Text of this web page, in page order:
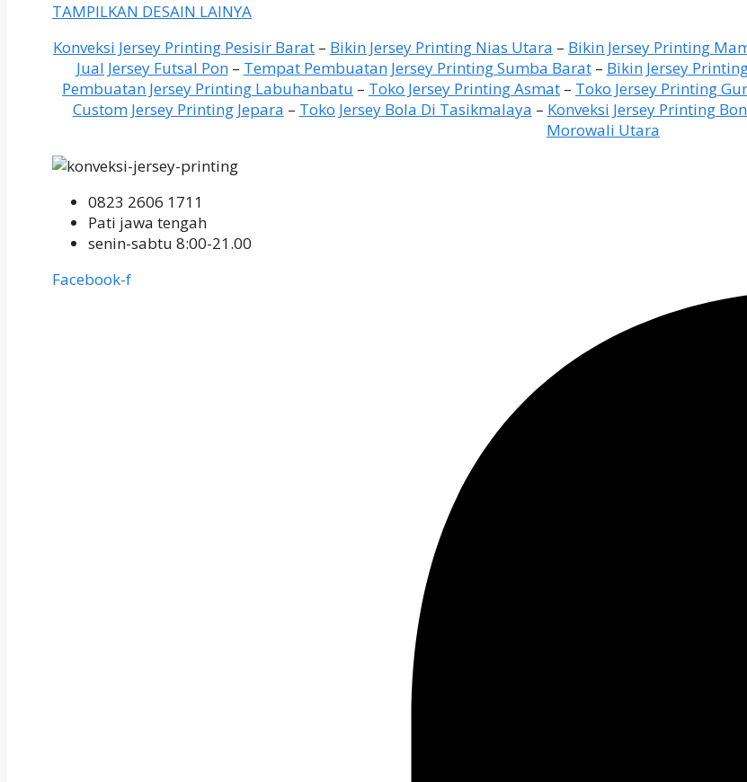
TAMPILKAN DESAIN LAINYA
Konveksi Jersey Printing Pesisir Barat – Bikin Jersey Printing Nias Utara – Bikin Jersey Printing
Jual Jersey Futsal Pon– Tempat Pembuatan Jersey Printing Sumba Barat– Bikin Jersey
Pembuatan Jersey Printing Labuhanbatu – Toko Jersey Printing Asmat – Toko Jersey Printing
Custom Jersey Printing Jepara – Toko Jersey Bola Di Tasikmalaya – Konveksi Jersey Printing
Morowali Utara
0823 2606 1711
Pati jawa tengah
senin-sabtu 8:00-21.00
Facebook-f